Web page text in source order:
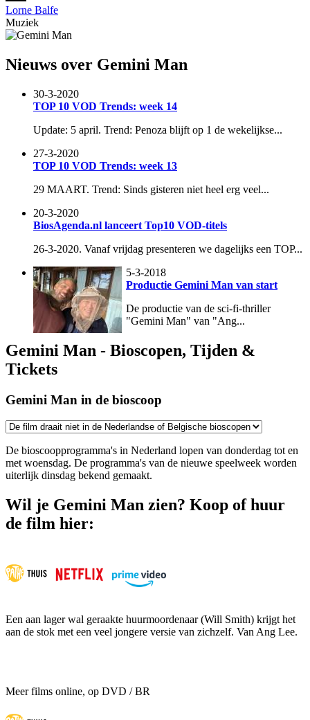
Lorne Balfe
Muziek
Nieuws over Gemini Man
30-3-2020
TOP 10 VOD Trends: week 14
Update: 5 april. Trend: Penoza blijft op 1 de wekelijkse...
27-3-2020
TOP 10 VOD Trends: week 13
29 MAART. Trend: Sinds gisteren niet heel erg veel...
20-3-2020
BiosAgenda.nl lanceert Top10 VOD-titels
26-3-2020. Vanaf vrijdag presenteren we dagelijks een TOP...
5-3-2018
Productie Gemini Man van start
De productie van de sci-fi-thriller
"Gemini Man" van "Ang...
Gemini Man - Bioscopen, Tijden &
Tickets
Gemini Man in de bioscoop
De bioscoopprogramma's in Nederland lopen van donderdag tot en
met woensdag. De programma's van de nieuwe speelweek worden
uiterlijk dinsdag bekend gemaakt.
Wil je Gemini Man zien? Koop of huur
de film hier:
Een aan lager wal geraakte huurmoordenaar (Will Smith) krijgt het
aan de stok met een veel jongere versie van zichzelf. Van Ang Lee.
Meer films online, op DVD / BR